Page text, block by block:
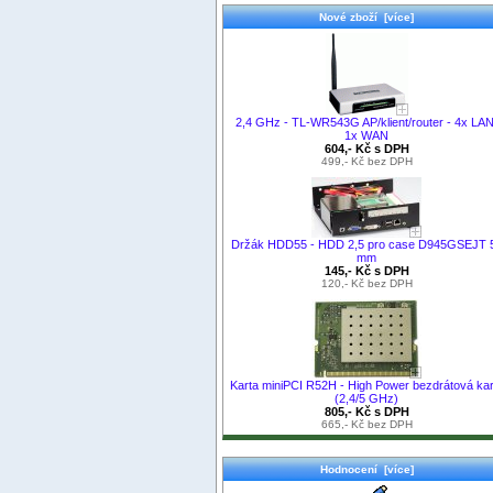
Nové zboží [více]
2,4 GHz - TL-WR543G AP/klient/router - 4x LAN,
1x WAN
604,- Kč s DPH
499,- Kč bez DPH
Držák HDD55 - HDD 2,5 pro case D945GSEJT
mm
145,- Kč s DPH
120,- Kč bez DPH
Karta miniPCI R52H - High Power bezdrátová
(2,4/5 GHz)
805,- Kč s DPH
665,- Kč bez DPH
Hodnocení [více]